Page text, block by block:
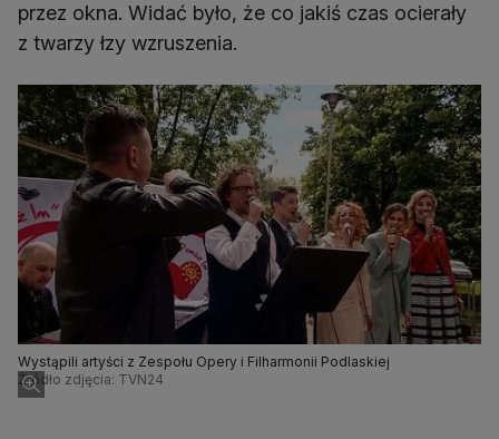
przez okna. Widać było, że co jakiś czas ocierały
z twarzy łzy wzruszenia.
Wystąpili artyści z Zespołu Opery i Filharmonii Podlaskiej
Źródło zdjęcia: TVN24